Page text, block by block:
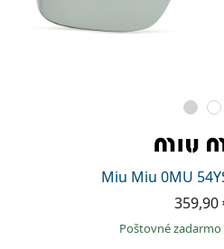
Miu Miu 0MU
359,90
Poštovné zadarmo